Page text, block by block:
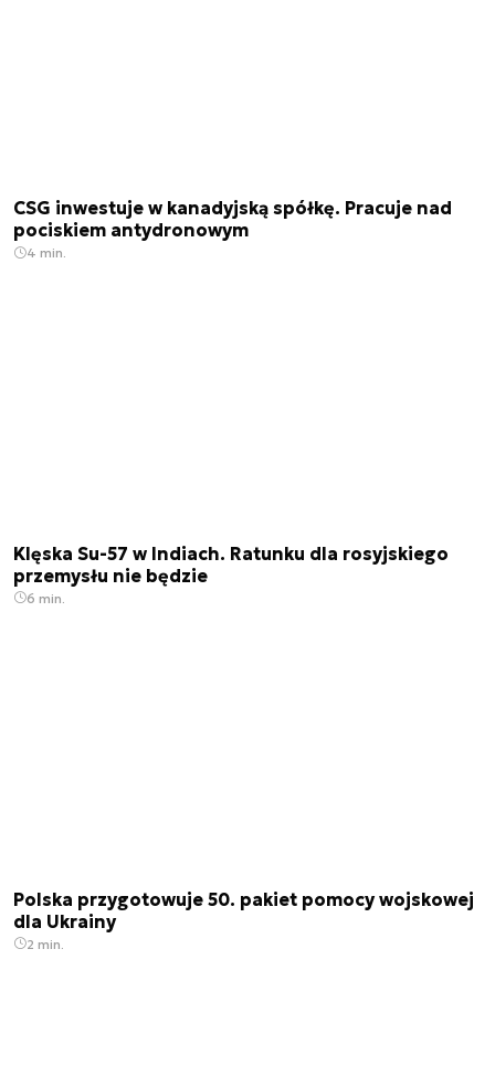
CSG inwestuje w kanadyjską spółkę. Pracuje nad
pociskiem antydronowym
4 min.
Klęska Su-57 w Indiach. Ratunku dla rosyjskiego
przemysłu nie będzie
6 min.
Polska przygotowuje 50. pakiet pomocy wojskowej
dla Ukrainy
2 min.